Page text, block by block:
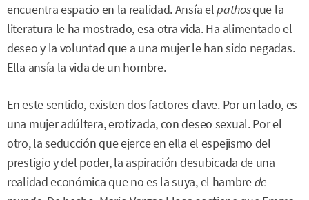
encuentra espacio en la realidad. Ansía elpathosque la
literatura le ha mostrado, esa otra vida. Ha alimentado el
deseo y la voluntad que a una mujer le han sido negadas.
Ella ansía la vida de un hombre.
En este sentido, existen dos factores clave. Por un lado, es
una mujer adúltera, erotizada, con deseo sexual. Por el
otro, la seducción que ejerce en ella el espejismo del
prestigio y del poder, la aspiración desubicada de una
realidad económica que no es la suya, el hambrede